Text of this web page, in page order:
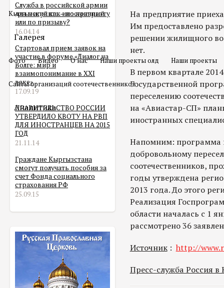
Кыргызский как иностранный
Галерея
Фото Видео О нас Наши проекты олд Наши проекты
Сайты организаций соотечественников
Аналитика
Служба в российской армии
для мигранта – по контракту
или по призыву?
16.04.14
Стартовал прием заявок на
участие в форуме «Диалог на
Волге: мир и
взаимопонимание в XXI
веке»
17.09.19
ПРАВИТЕЛЬСТВО РОССИИ
УТВЕРДИЛО КВОТУ НА РВП
ДЛЯ ИНОСТРАНЦЕВ НА 2015
ГОД
21.11.14
Граждане Кыргызстана
смогут получать пособия за
счет Фонда социального
страхования РФ
25.09.15
На предприятие
Им предоставлено
решении жилищного
нет.
В первом квартале
Государственной
переселению
на «Авиастар-СП»
иностранных
Напомним: программа
добровольному
соотечественников,
годы утверждена
2013 года. До этого
Реализация
области началась с 1
рассмотрено 36
Источник: http://
Пресс-служба Россия в